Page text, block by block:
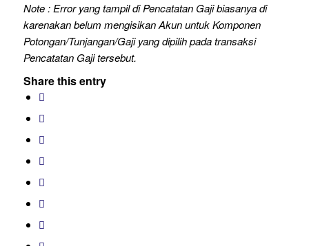
Note : Error yang tampil di Pencatatan Gaji biasanya di
karenakan belum mengisikan Akun untuk Komponen
Potongan/Tunjangan/Gaji yang dipilih pada transaksi
Pencatatan Gaji tersebut.
Share this entry